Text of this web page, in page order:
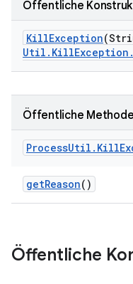
Öffentliche
KillException
Util . KillException .
Öffentliche
ProcessUtil . Kill
getReason()
Öffentliche